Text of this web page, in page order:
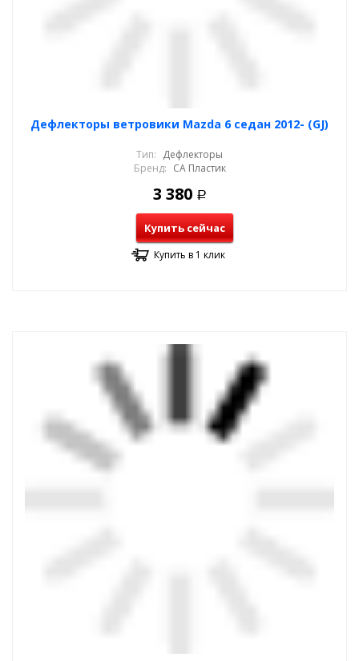
Дефлекторы ветровики Mazda 6 седан 2012- (GJ)
Тип: Дефлекторы
Бренд: СА Пластик
3 380 Р
Купить сейчас
Купить в 1 клик